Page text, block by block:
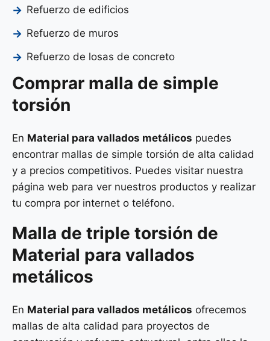
Refuerzo de edificios
Refuerzo de muros
Refuerzo de losas de concreto
Comprar malla de simple
torsión
En Material para vallados metálicos puedes
encontrar mallas de simple torsión de alta calidad
y a precios competitivos. Puedes visitar nuestra
página web para ver nuestros productos y realizar
tu compra por internet o teléfono.
Malla de triple torsión de
Material para vallados
metálicos
En Material para vallados metálicos ofrecemos
mallas de alta calidad para proyectos de